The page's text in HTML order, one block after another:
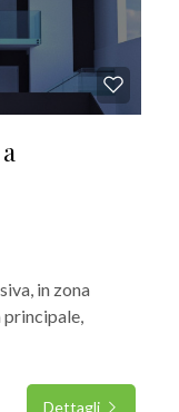
in zona
principale,
Dettagli